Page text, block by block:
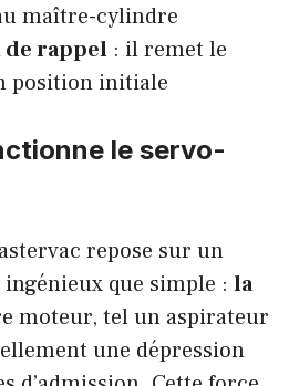
maître-cylindre
de rappel : il remet le
position initiale
le servo-
repose sur un
que simple : la
moteur, tel un aspirateur
une dépression